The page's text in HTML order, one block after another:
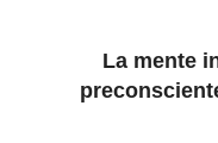
La mente